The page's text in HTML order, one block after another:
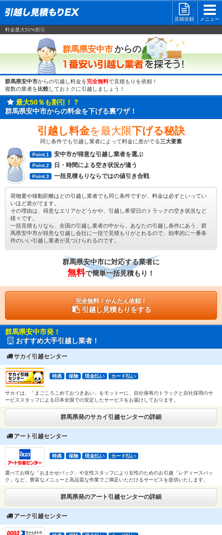
見積依頼
メニュー
料金最大50%割引
群馬県安中市からの
群馬県安中市からの引越し料金を完全無料で見積もりを依頼！
複数の業者を 比較しておトクに引越しましょう！
最大50％も割引！？
群馬県安中市からの料金を下げる裏ワザ！
引越し料金を最大限下げる秘訣
同じ条件でも引越し業者によって料金に差がでる三大要素
Point.1 安中市が得意な引越し業者を選ぶ
Point.2 日・時間による空き状況が違う
Point.3 一括見積もりならではの値引き合戦
荷物量や移動距離はどの引越し業者でも同じ条件ですが、料金は必ずといってい
いほど差がでます。
その理由は、得意なエリアかどうかや、引越し希望日のトラックの空き状況など
様々です。
一括見積もりなら、全国の引越し業者の中から、あなたの引越し条件にあう、群
馬県安中市が得意な引越し会社に一括で見積もりがとれるので、効率的に一番条
件のいい引越し業者が見つけられるのです。
群馬県安中市に対応する業者に
無料で簡単一括見積もり！
完全無料！かんたん依頼！
引越し見積もりをする
群馬県安中市発！
おすすめ大手引越し業者！
サカイ引越センター
特典 保険 現金払い カード払い
サカイは、「まごころこめておつきあい」をモットーに、自社保有のトラックと自社採用のサ
ービススタッフによる日本全国での安定したサービスをお届けしております。
群馬県発のサカイ引越センターの詳細
アート引越センター
特典 保険 現金払い カード払い
選べてお得な「おまかせパック」や女性スタッフにより女性のためのお引越「レディースパッ
ク」など、豊富なメニューと高品質な作業でご満足いただけるサービスを提供いたします。
群馬県発のアート引越センターの詳細
アーク引越センター